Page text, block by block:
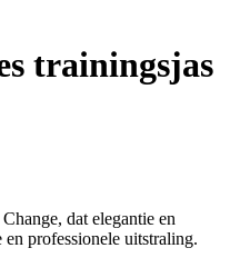
trainingsjas
dat elegantie en
professionele uitstraling.